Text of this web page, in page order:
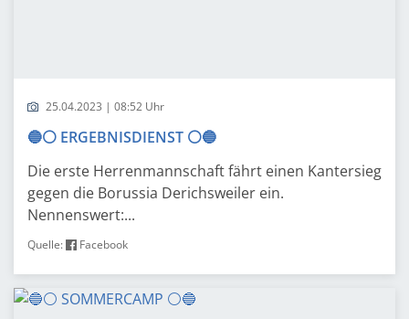
25.04.2023 | 08:52 Uhr
🔵⚪ ERGEBNISDIENST ⚪🔵
Die erste Herrenmannschaft fährt einen Kantersieg
gegen die Borussia Derichsweiler ein.
Nennenswert:...
Quelle: Facebook